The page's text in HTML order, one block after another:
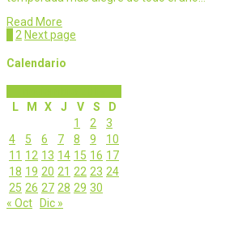
Read More
Page
Page
2 Next page
Calendario
L
M X J V S
D
1
2
3
4
5 6 7 8 9
10
11 12 13 14 15 16 17
18 19 20 21 22 23 24
25 26 27 28 29 30
« Oct Dic »